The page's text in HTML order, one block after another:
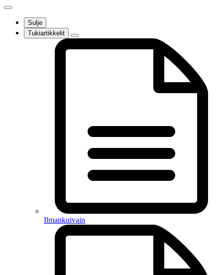
Sulje
Tukiartikkelit
Ilmankuivain